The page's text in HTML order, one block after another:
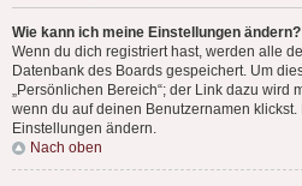
Wie kann ich meine Einstellungen ändern?
Wenn du dich registriert hast, werden alle
Datenbank des Boards gespeichert. Um
„Persönlichen Bereich“; der Link dazu wird
wenn du auf deinen Benutzernamen
Einstellungen ändern.
Nach oben